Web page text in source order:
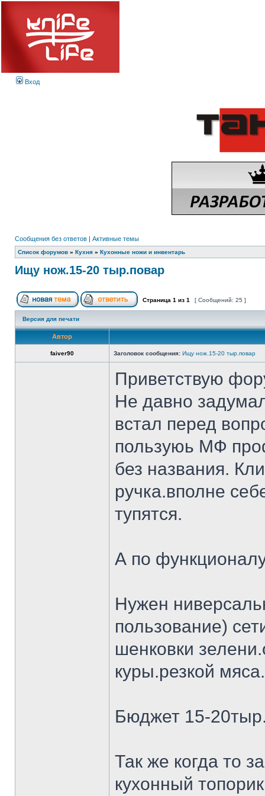
Вход
Сообщения без ответов | Активные темы
Список форумов » Кухня » Кухонные ножи и инвентарь
Ищу нож.15-20 тыр.повар
Страница 1 из 1 [ Сообщений: 25 ]
Версия для печати
Автор
faiver90 Заголовок сообщения: Ищу нож.15-20 тыр.повар
Приветствую
Не давно
встал перед
пользуюь МФ
без названия.
ручка.вполне
тупятся.
А по
Нужен
пользование)
шенковки
куры.резкой
Бюджет 15-
Так же когда то
кухонный